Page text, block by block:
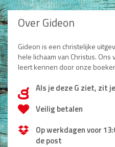
Over Gideon
Gideon is een christelijke
hele lichaam van Christus.
leert kennen door onze
dAls je deze G ziet, zit
Veilig betalen
Op werkdagen voor
de post